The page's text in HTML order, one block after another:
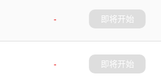
-
即将开始
-
即将开始